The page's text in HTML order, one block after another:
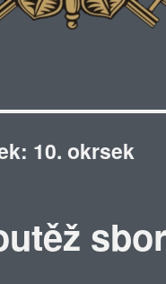
10. okrsek